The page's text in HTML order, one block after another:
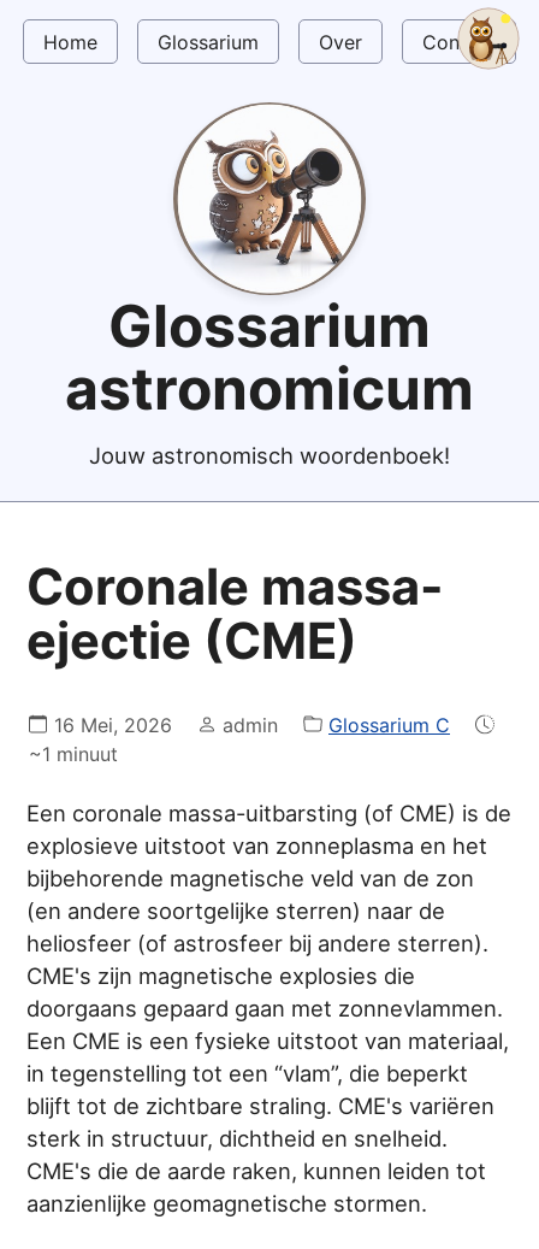
Home Glossarium Over Contact
Glossarium
astronomicum
Jouw astronomisch woordenboek!
Coronale massa-
ejectie (CME)
16 Mei, 2026 admin
Glossarium C
~1 minuut
Een coronale massa-uitbarsting (of CME) is de
explosieve uitstoot van zonneplasma en het
bijbehorende magnetische veld van de zon
(en andere soortgelijke sterren) naar de
heliosfeer (of astrosfeer bij andere sterren).
CME's zijn magnetische explosies die
doorgaans gepaard gaan met zonnevlammen.
Een CME is een fysieke uitstoot van materiaal,
in tegenstelling tot een “vlam”, die beperkt
blijft tot de zichtbare straling. CME's variëren
sterk in structuur, dichtheid en snelheid.
CME's die de aarde raken, kunnen leiden tot
aanzienlijke geomagnetische stormen.